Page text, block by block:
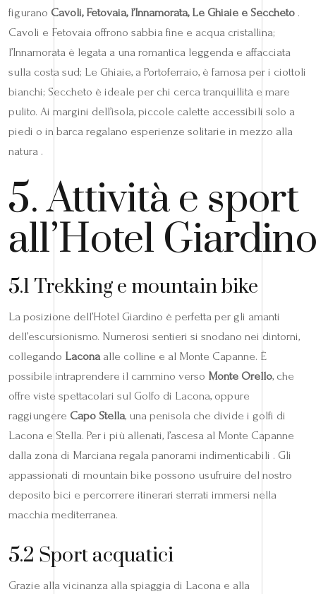
figurano Cavoli, Fetovaia, l’Innamorata, Le Ghiaie e Seccheto .
Cavoli e Fetovaia offrono sabbia fine e acqua cristallina;
l’Innamorata è legata a una romantica leggenda e affacciata
sulla costa sud; Le Ghiaie, a Portoferraio, è famosa per i ciottoli
bianchi; Seccheto è ideale per chi cerca tranquillità e mare
pulito. Ai margini dell’isola, piccole calette accessibili solo a
piedi o in barca regalano esperienze solitarie in mezzo alla
natura .
5. Attività e sport
all’Hotel
5.1 Trekking e mountain bike
La posizione dell’Hotel Giardino è perfetta per gli amanti
dell’escursionismo. Numerosi sentieri si snodano nei dintorni,
collegando Laconaalle colline e al Monte Capanne. È
possibile intraprendere il cammino verso Monte Orello, che
offre viste spettacolari sul Golfo di Lacona, oppure
raggiungere Capo Stella, una penisola che divide i golfi di
Lacona e Stella. Per i più allenati, l’ascesa al Monte Capanne
dalla zona di Marciana regala panorami indimenticabili . Gli
appassionati di mountain bike possono usufruire del nostro
deposito bici e percorrere itinerari sterrati immersi nella
macchia mediterranea.
5.2 Sport acquatici
Grazie alla vicinanza alla spiaggia di Lacona e alla